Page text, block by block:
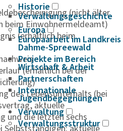
Historie
Verwaltungsgeschichte
Europa
Europaarbeit im Landkreis
Dahme-Spreewald
Projekte im Bereich
Wirtschaft & Arbeit
Partnerschaften
Internationale
Jugendbegegnungen
Verwaltung
Verwaltungsstruktur
(nicht älter
beim Einwohnermeldeamt)
(erhältlich beim
(erhältlich bei der
des Lebensunterhalts (bei
aktuelle
und die letzten sechs